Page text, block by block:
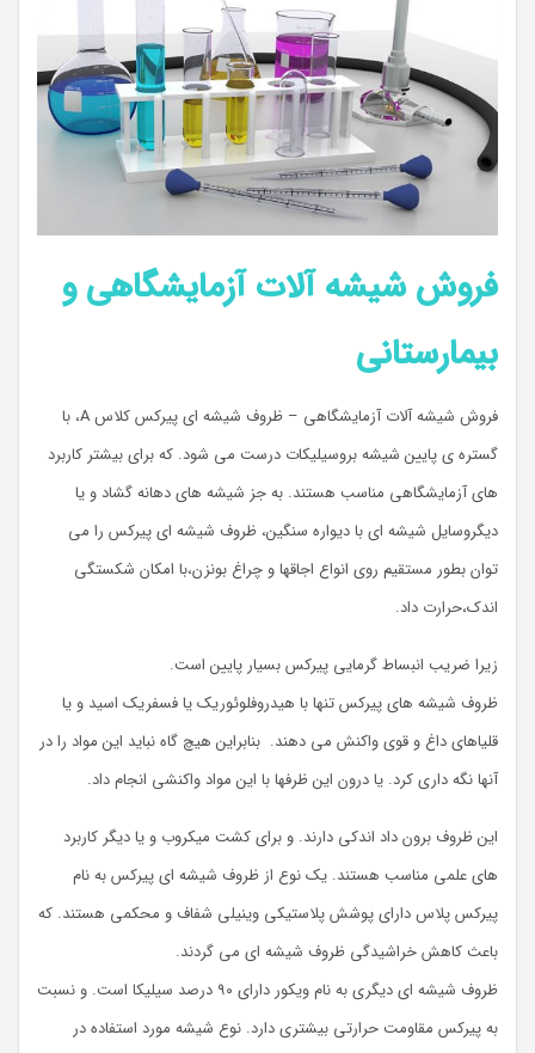
فروش شیشه آلات آزمایشگاهی و
بیمارستانی
فروش شیشه آلات آزمایشگاهی – ظروف شیشه ای پیرکس کلاس A، با
گستره ی پایین شیشه بروسیلیکات درست می شود. که برای بیشتر کاربرد
های آزمایشگاهی مناسب هستند. به جز شیشه های دهانه گشاد و یا
دیگروسایل شیشه ای با دیواره سنگین، ظروف شیشه ای پیرکس را می
توان بطور مستقیم روی انواع اجاقها و چراغ بونزن،با امکان شکستگی
اندک،حرارت داد.
زیرا ضریب انبساط گرمایی پیرکس بسیار پایین است.
ظروف شیشه های پیرکس تنها با هیدروفلوئوریک یا فسفریک اسید و یا
قلیاهای داغ و قوی واکنش می دهند. بنابراین هیچ گاه نباید این مواد را در
آنها نگه داری کرد. یا درون این ظرفها با این مواد واکنشی انجام داد.
این ظروف برون داد اندکی دارند. و برای کشت میکروب و یا دیگر کاربرد
های علمی مناسب هستند. یک نوع از ظروف شیشه ای پیرکس به نام
پیرکس پلاس دارای پوشش پلاستیکی وینیلی شفاف و محکمی هستند. که
باعث کاهش خراشیدگی ظروف شیشه ای می گردند.
ظروف شیشه ای دیگری به نام ویکور دارای ۹۰ درصد سیلیکا است. و نسبت
به پیرکس مقاومت حرارتی بیشتری دارد. نوع شیشه مورد استفاده در